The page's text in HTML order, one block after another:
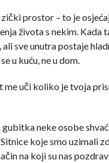
prostor – to je
života s nekim. Kada
sve unutra postaje
u kuću, ne u dom.
me uči koliko je tvoja
neke osobe
koje smo uzimali
na koji su nas